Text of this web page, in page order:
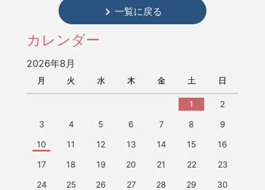
一覧に戻る
カレンダー
2026年8月
月 火 水 木 金 土 日
1
2
3
4 5 6 7 8
9
10
11 12 13 14 15
16
17
18 19 20 21 22
23
24
25 26 27 28 29
30